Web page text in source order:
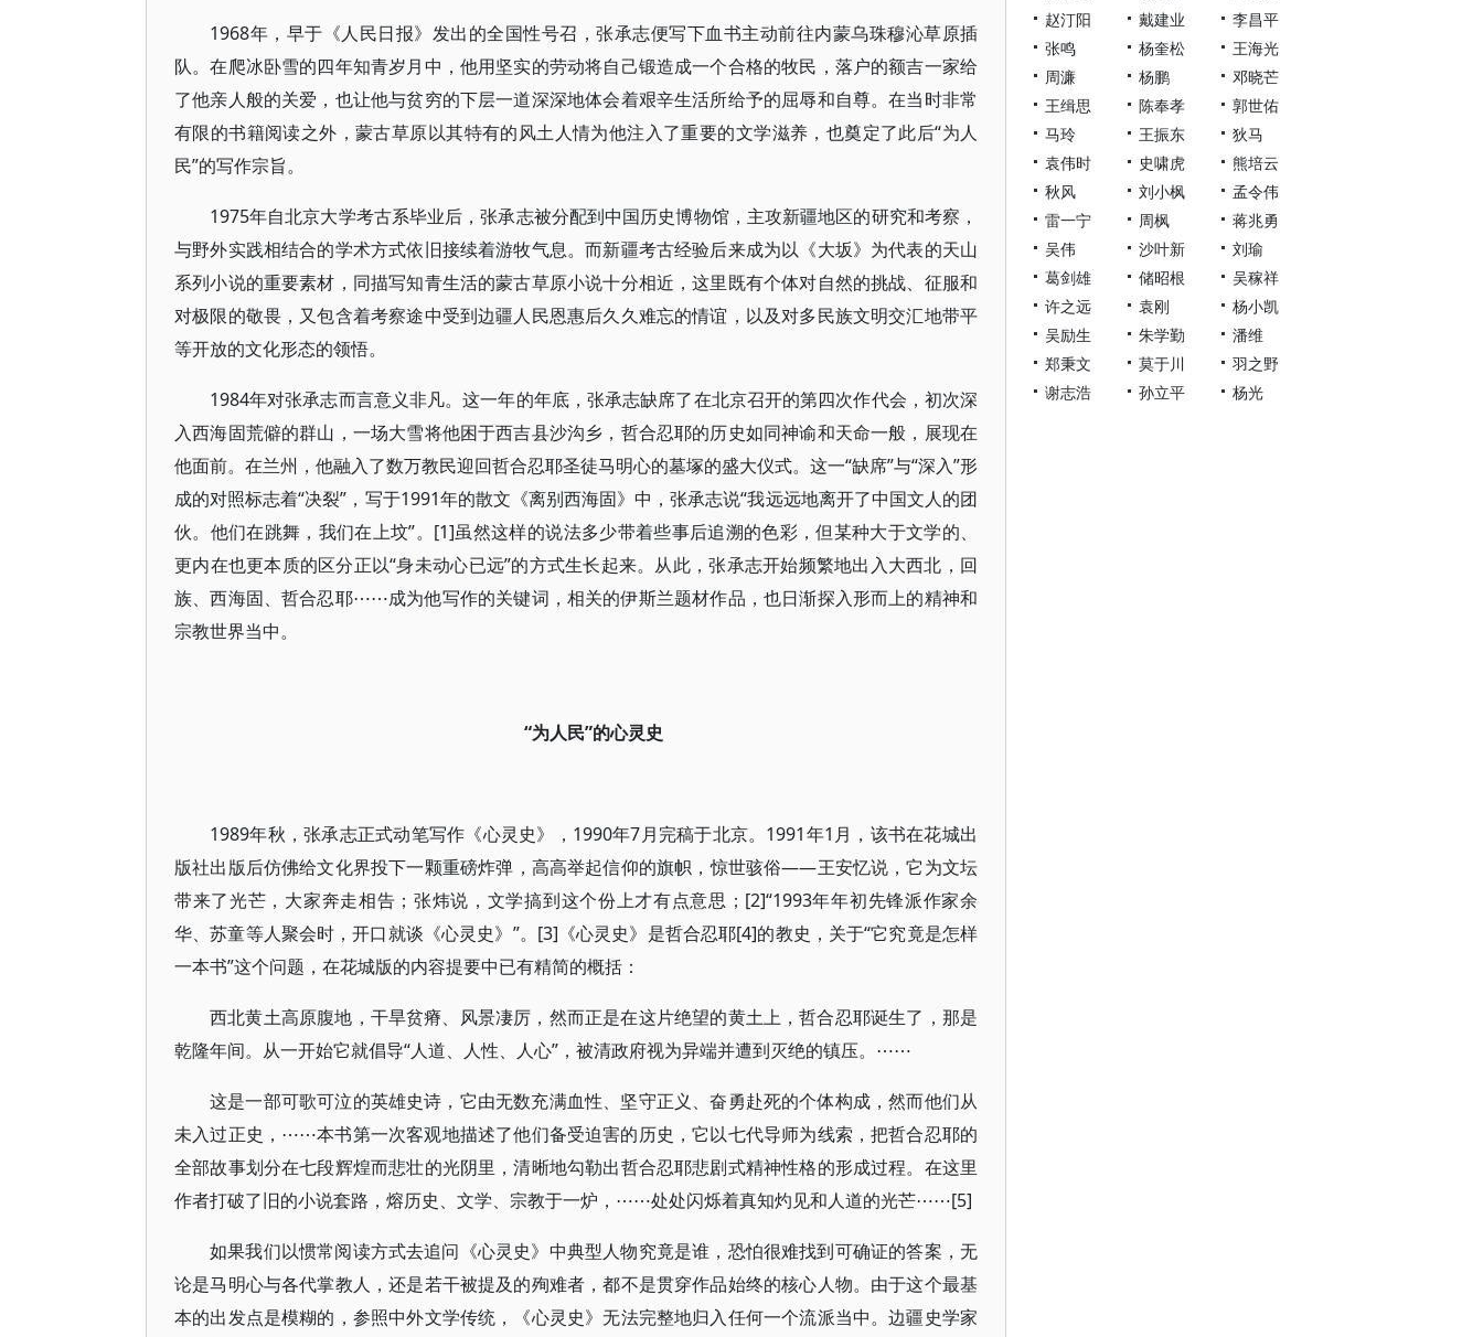
1968年，早于《人民日报》发出的全国性号召，张承志便写下血书主动前往内蒙乌珠穆沁草原插
队。在爬冰卧雪的四年知青岁月中，他用坚实的劳动将自己锻造成一个合格的牧民，落户的额吉一家给
了他亲人般的关爱，也让他与贫穷的下层一道深深地体会着艰辛生活所给予的屈辱和自尊。在当时非常
有限的书籍阅读之外，蒙古草原以其特有的风土人情为他注入了重要的文学滋养，也奠定了此后“为人
民”的写作宗旨。
1975年自北京大学考古系毕业后，张承志被分配到中国历史博物馆，主攻新疆地区的研究和考察，
与野外实践相结合的学术方式依旧接续着游牧气息。而新疆考古经验后来成为以《大坂》为代表的天山
系列小说的重要素材，同描写知青生活的蒙古草原小说十分相近，这里既有个体对自然的挑战、征服和
对极限的敬畏，又包含着考察途中受到边疆人民恩惠后久久难忘的情谊，以及对多民族文明交汇地带平
等开放的文化形态的领悟。
1984年对张承志而言意义非凡。这一年的年底，张承志缺席了在北京召开的第四次作代会，初次深
入西海固荒僻的群山，一场大雪将他困于西吉县沙沟乡，哲合忍耶的历史如同神谕和天命一般，展现在
他面前。在兰州，他融入了数万教民迎回哲合忍耶圣徒马明心的墓塚的盛大仪式。这一“缺席”与“深入”形
成的对照标志着“决裂”，写于1991年的散文《离别西海固》中，张承志说“我远远地离开了中国文人的团
伙。他们在跳舞，我们在上坟”。[1]虽然这样的说法多少带着些事后追溯的色彩，但某种大于文学的、
更内在也更本质的区分正以“身未动心已远”的方式生长起来。从此，张承志开始频繁地出入大西北，回
族、西海固、哲合忍耶⋯⋯成为他写作的关键词，相关的伊斯兰题材作品，也日渐探入形而上的精神和
宗教世界当中。
“为人民”的心灵史
1989年秋，张承志正式动笔写作《心灵史》，1990年7月完稿于北京。1991年1月，该书在花城出
版社出版后仿佛给文化界投下一颗重磅炸弹，高高举起信仰的旗帜，惊世骇俗——王安忆说，它为文坛
带来了光芒，大家奔走相告；张炜说，文学搞到这个份上才有点意思；[2]“1993年年初先锋派作家余
华、苏童等人聚会时，开口就谈《心灵史》”。[3]《心灵史》是哲合忍耶[4]的教史，关于“它究竟是怎样
一本书”这个问题，在花城版的内容提要中已有精简的概括：
西北黄土高原腹地，干旱贫瘠、风景凄厉，然而正是在这片绝望的黄土上，哲合忍耶诞生了，那是
乾隆年间。从一开始它就倡导“人道、人性、人心”，被清政府视为异端并遭到灭绝的镇压。⋯⋯
这是一部可歌可泣的英雄史诗，它由无数充满血性、坚守正义、奋勇赴死的个体构成，然而他们从
未入过正史，⋯⋯本书第一次客观地描述了他们备受迫害的历史，它以七代导师为线索，把哲合忍耶的
全部故事划分在七段辉煌而悲壮的光阴里，清晰地勾勒出哲合忍耶悲剧式精神性格的形成过程。在这里
作者打破了旧的小说套路，熔历史、文学、宗教于一炉，⋯⋯处处闪烁着真知灼见和人道的光芒⋯⋯[5]
如果我们以惯常阅读方式去追问《心灵史》中典型人物究竟是谁，恐怕很难找到可确证的答案，无
论是马明心与各代掌教人，还是若干被提及的殉难者，都不是贯穿作品始终的核心人物。由于这个最基
本的出发点是模糊的，参照中外文学传统，《心灵史》无法完整地归入任何一个流派当中。边疆史学家
赵汀阳
戴建业
李昌平
张鸣
杨奎松
王海光
周濂
杨鹏
邓晓芒
王缉思
陈奉孝
郭世佑
马玲
王振东
狄马
袁伟时
史啸虎
熊培云
秋风
刘小枫
孟令伟
雷一宁
周枫
蒋兆勇
吴伟
沙叶新
刘瑜
葛剑雄
储昭根
吴稼祥
许之远
袁刚
杨小凯
吴励生
朱学勤
潘维
郑秉文
莫于川
羽之野
谢志浩
孙立平 杨光